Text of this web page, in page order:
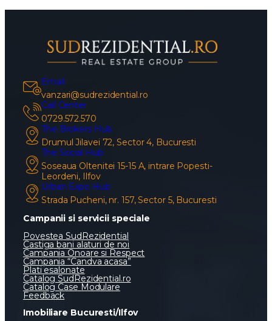
Email
vanzari@sudrezidential.ro
Call Center
0729.572.570
The Brokers Hub
Drumul Jilavei 72, Sector 4, Bucuresti
The Social Hub
Soseaua Oltenitei 15-15 A, intrare Popesti-
Leordeni, Ilfov
Urban Expo Hub
Strada Pucheni, nr. 157, Sector 5, Bucuresti
Campanii si servicii speciale
Povestea SudRezidential
Castiga bani alaturi de noi
Campania Onoare si Respect
Campania “Candva acasa”
Plati esalonate
Catalog SudRezidential.ro
Catalog Case Modulare
Feedback
Imobiliare Bucuresti/Ilfov